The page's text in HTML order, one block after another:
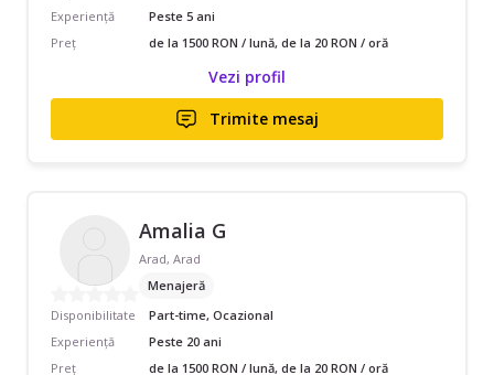
Experiență
Peste 5 ani
Preț
de la 1500 RON / lună, de la 20 RON / oră
Vezi profil
Trimite mesaj
Amalia G
Arad, Arad
Menajeră
Disponibilitate
Part-time, Ocazional
Experiență
Peste 20 ani
Preț
de la 1500 RON / lună, de la 20 RON / oră